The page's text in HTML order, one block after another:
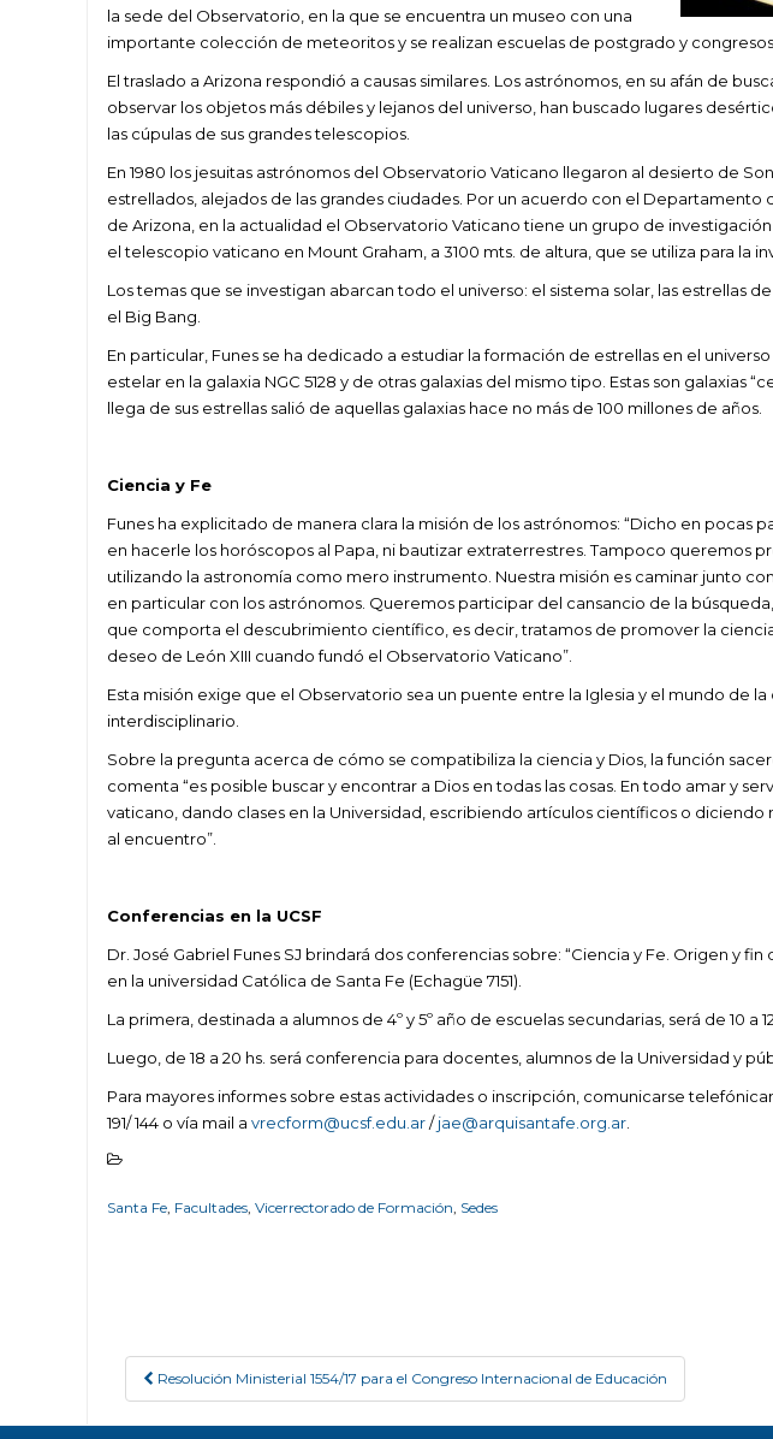
la sede del Observatorio, en la que se encuentra un museo con una
importante colección de meteoritos y se realizan escuelas de postgrado y congresos.
El traslado a Arizona respondió a causas similares. Los astrónomos, en su afán de
observar los objetos más débiles y lejanos del universo, han buscado lugares
las cúpulas de sus grandes telescopios.
En 1980 los jesuitas astrónomos del Observatorio Vaticano llegaron al desierto de
estrellados, alejados de las grandes ciudades. Por un acuerdo con el Departamento
de Arizona, en la actualidad el Observatorio Vaticano tiene un grupo de investigación
el telescopio vaticano en Mount Graham, a 3100 mts. de altura, que se utiliza para la
Los temas que se investigan abarcan todo el universo: el sistema solar, las estrellas
el Big Bang.
En particular, Funes se ha dedicado a estudiar la formación de estrellas en el
estelar en la galaxia NGC 5128 y de otras galaxias del mismo tipo. Estas son galaxias
llega de sus estrellas salió de aquellas galaxias hace no más de 100 millones de años.
Ciencia y Fe
Funes ha explicitado de manera clara la misión de los astrónomos: “Dicho en pocas
en hacerle los horóscopos al Papa, ni bautizar extraterrestres. Tampoco queremos
utilizando la astronomía como mero instrumento. Nuestra misión es caminar junto
en particular con los astrónomos. Queremos participar del cansancio de la
que comporta el descubrimiento científico, es decir, tratamos de promover la
deseo de León XIII cuando fundó el Observatorio Vaticano”.
Esta misión exige que el Observatorio sea un puente entre la Iglesia y el mundo de
interdisciplinario.
Sobre la pregunta acerca de cómo se compatibiliza la ciencia y Dios, la función
comenta “es posible buscar y encontrar a Dios en todas las cosas. En todo amar y
vaticano, dando clases en la Universidad, escribiendo artículos científicos o diciendo
al encuentro”.
Conferencias en la UCSF
Dr. José Gabriel Funes SJ brindará dos conferencias sobre: “Ciencia y Fe. Origen y
en la universidad Católica de Santa Fe (Echagüe 7151).
La primera, destinada a alumnos de 4º y 5º año de escuelas secundarias, será de 10 a 12
Luego, de 18 a 20 hs. será conferencia para docentes, alumnos de la Universidad y
Para mayores informes sobre estas actividades o inscripción, comunicarse
191/ 144 o vía mail a vrecform@ucsf.edu.ar/jae@arquisantafe.org.ar
Santa Fe, Facultades, Vicerrectorado de Formación, Sedes
Post navigation
Resolución Ministerial 1554/17 para el Congreso Internacional de Educación